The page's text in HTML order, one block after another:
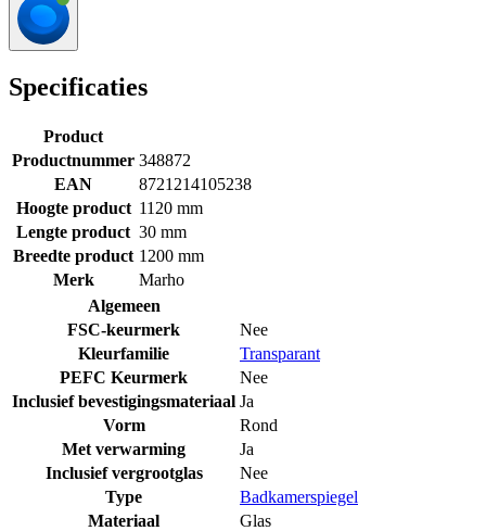
Specificaties
Product
Productnummer 348872
EAN
8721214105238
Hoogte product 1120 mm
Lengte product 30 mm
Breedte product 1200 mm
Merk
Marho
Algemeen
FSC-keurmerk
Nee
Kleurfamilie
Transparant
PEFC Keurmerk
Nee
Inclusief bevestigingsmateriaal Ja
Vorm
Rond
Met verwarming
Ja
Inclusief vergrootglas
Nee
Type
Badkamerspiegel
Materiaal
Glas